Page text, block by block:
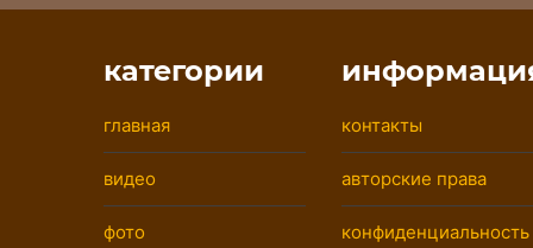
категории
главная
видео
фото
контакты
авторские права
конфиденциальность